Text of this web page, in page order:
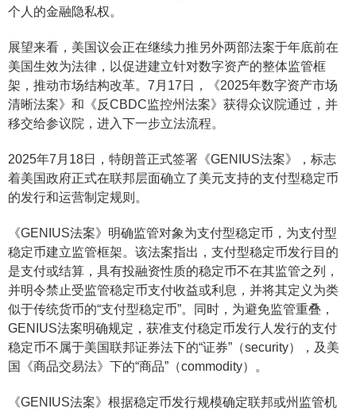
个人的金融隐私权。
展望来看，美国议会正在继续力推另外两部法案于年底前在
美国生效为法律，以促进建立针对数字资产的整体监管框
架，推动市场结构改革。7月17日，《2025年数字资产市场
清晰法案》和《反CBDC监控州法案》获得众议院通过，并
移交给参议院，进入下一步立法流程。
2025年7月18日，特朗普正式签署《GENIUS法案》，标志
着美国政府正式在联邦层面确立了美元支持的支付型稳定币
的发行和运营制定规则。
《GENIUS法案》明确监管对象为支付型稳定币，为支付型
稳定币建立监管框架。该法案指出，支付型稳定币发行目的
是支付或结算，具有投融资性质的稳定币不在其监管之列，
并明令禁止受监管稳定币支付收益或利息，并将其定义为类
似于传统货币的“支付型稳定币”。同时，为避免监管重叠，
GENIUS法案明确规定，获准支付稳定币发行人发行的支付
稳定币不属于美国联邦证券法下的“证券”（security），及美
国《商品交易法》下的“商品”（commodity）。
《GENIUS法案》根据稳定币发行规模确定联邦或州监管机